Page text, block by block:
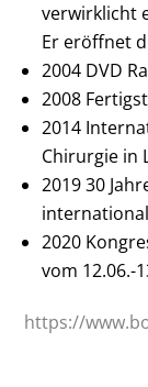
verwirklicht
Er eröffnet
2004 DVD
2008
2014
Chirurgie in
2019 30
2020
vom 12.06.-
https://